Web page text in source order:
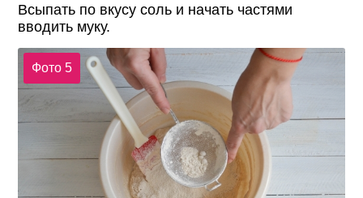
Всыпать по вкусу соль и начать частями
вводить муку.
Фото 5